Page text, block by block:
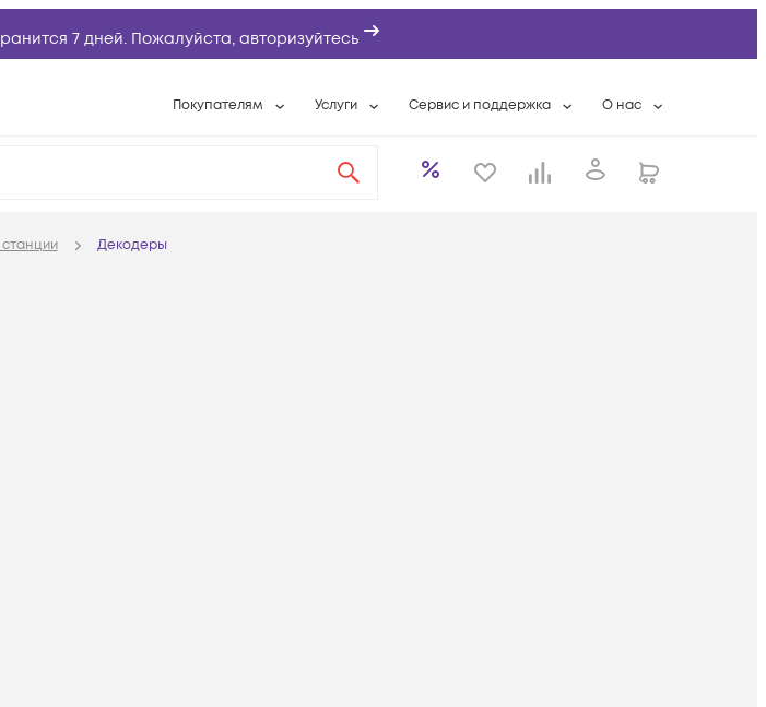
7 дней. Пожалуйста, авторизуйтесь
Покупателям Услуги
Расширенная гарантия
Сервис и поддержка
Разовые выездные работы
О нас
Контактная
Декодеры